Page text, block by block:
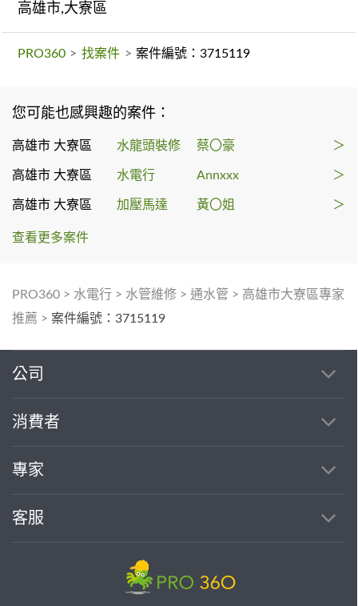
高雄市,大寮區
PRO360 > 找案件 > 案件編號：3715119
您可能也感興趣的案件：
高雄市 大寮區 水龍頭裝修 蔡〇豪 ＞
高雄市 大寮區 水電行 Annxxx ＞
高雄市 大寮區 加壓馬達 黃〇姐 ＞
查看更多案件
PRO360 > 水電行 > 水管維修 > 通水管 > 高雄市大寮區專家
推薦 > 案件編號：3715119
公司
消費者
專家
客服